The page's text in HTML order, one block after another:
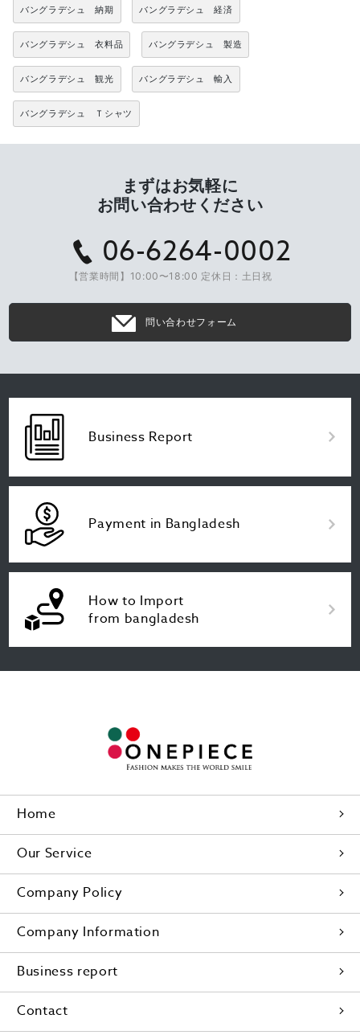
バングラデシュ 納期 バングラデシュ 経済
バングラデシュ 衣料品 バングラデシュ 製造
バングラデシュ 観光 バングラデシュ 輸入
バングラデシュ Ｔシャツ
まずはお気軽に
お問い合わせください
06-6264-0002
【営業時間】10:00〜18:00 定休日：土日祝
問い合わせフォーム
Business Report
Payment in Bangladesh
How to Import
from bangladesh
Home
Our Service
Company Policy
Company Information
Business report
Contact